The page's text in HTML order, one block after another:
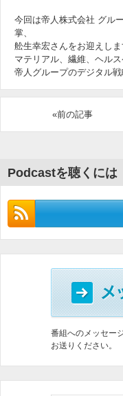
今回は帝人株式会社 グル
掌、
舩生幸宏さんをお迎えしま
マテリアル、繊維、ヘル
帝人グループのデジタル戦
«前の記事
Podcastを聴くには
番組へのメッセー
お送りください。